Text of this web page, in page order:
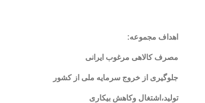
اهداف مجموعه:
مصرف کالاهی مرغوب ایرانی
جلوگیری از خروج سرمایه ملی از کشور
تولید،اشتغال وکاهش بیکاری